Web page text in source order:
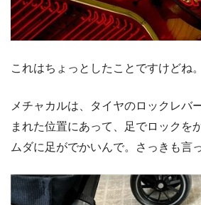
これはちょっとしたことですけどね。
メチャカルは、タイヤのロックレバ
まれた位置にあって、足でロックを
ムダに足がでかいんで。さっきも言